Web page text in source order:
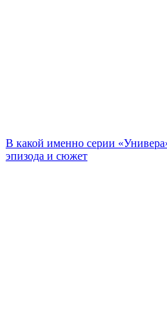
В какой именно серии
эпизода и сюжет